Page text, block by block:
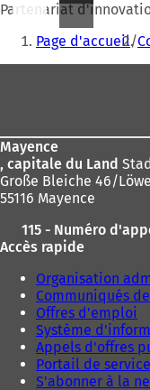
Partenariat
Vous
êtes
Page d'accueil
Mayence
, capitale du Land
Große Bleiche 46/
55116 Mayence
115 - Numéro
Accès rapide
Organisation
Communiqués
Offres d'emploi
Système
Appels d'offres
Portail de
S'abonner à la